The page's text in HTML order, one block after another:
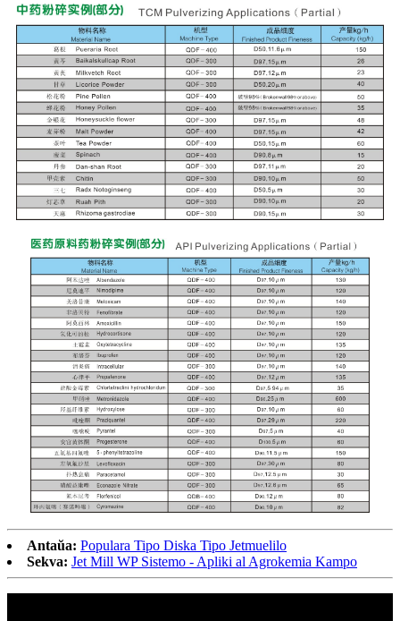
Antaŭa: Populara Tipo Diska Tipo Jetmuelilo
Sekva: Jet Mill WP Sistemo - Apliki al Agrokemia Kampo